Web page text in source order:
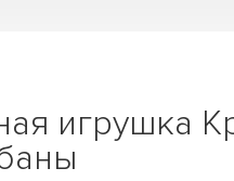
игрушка